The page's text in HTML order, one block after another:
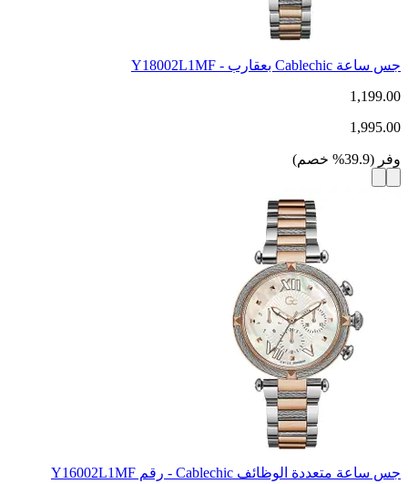
جس ساعة Cablechic بعقارب - Y18002L1MF
1,199.00
1,995.00
وفر (
39.9
% خصم)
جس ساعة متعددة الوظائف Cablechic - رقم Y16002L1MF